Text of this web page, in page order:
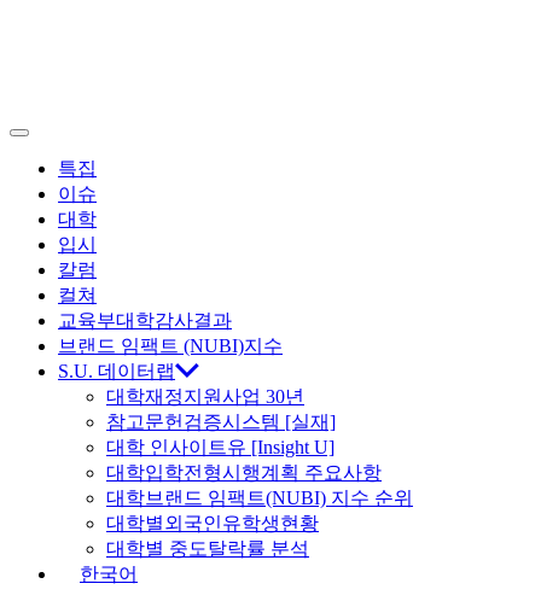
이
트
유
Menu
특집
이슈
대학
입시
칼럼
컬쳐
교육부대학감사결과
브랜드 임팩트 (NUBI)지수
S.U. 데이터랩
대학재정지원사업 30년
참고문헌검증시스템 [실재]
대학 인사이트유 [Insight U]
대학입학전형시행계획 주요사항
대학브랜드 임팩트(NUBI) 지수 순위
대학별외국인유학생현황
대학별 중도탈락률 분석
한국어